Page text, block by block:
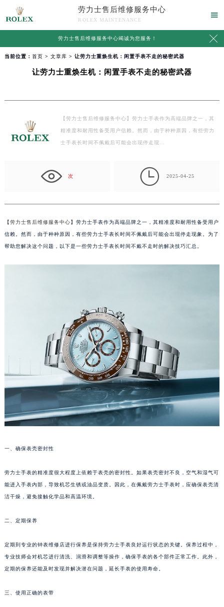
劳力士售后维修服务中心
ROLEX MAINTENANCE

劳力士售后维修服务中心竭诚为您服务！ 
当前位置： 首页 > 文章库 > 让劳力士重焕生机：闲置手表不走的秘密武器
让劳力士重焕生机：闲置手表不走的秘密武器
【劳力士售后维修服务中心】劳力士手表作为高端品牌之一，其
精准度和耐用性备受用户信赖。然而，由于种种原因，有些劳力
士手表长时间不佩戴后可能会出现停走现…
次  2025-04-25
【劳力士售后维修服务中心】劳力士手表作为高端品牌之一，其精准度和耐用性备受用户
信赖。然而，由于种种原因，有些劳力士手表长时间不佩戴后可能会出现停走现象。为了
帮助您解决这个问题，以下是一些劳力士手表长时间不戴不走时的解决技巧汇总。
一、确保表壳密封性
劳力士手表的精准度很大程度上依赖于表壳的密封性。如果表壳密封不良，空气和湿气可
能进入手表内部，导致机芯生锈或油品变质。因此，在佩戴劳力士手表时，应确保表壳清
洁干燥，避免接触化学品和高温环境。
二、定期保养
定期到专业的钟表维修店进行保养是保持劳力士手表良好运行状态的关键。保养过程中，
专业技师会对机芯进行清洗、润滑和调整等操作，确保手表的各个部件正常工作。此外，
定期的保养还能及时发现并解决潜在问题，延长手表的使用寿命。
三、使用正确的表带